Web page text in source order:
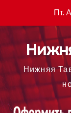
содержимому
Пт.
Нижняя